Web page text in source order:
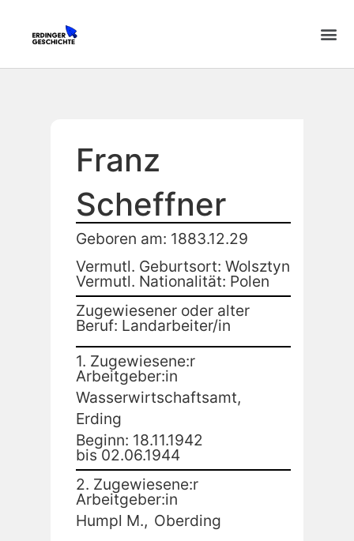
Franz
Scheffner
Geboren am: 1883.12.29
Vermutl. Geburtsort: Wolsztyn
Vermutl. Nationalität: Polen
Zugewiesener oder alter
Beruf: Landarbeiter/in
1. Zugewiesene:r
Arbeitgeber:in
Wasserwirtschaftsamt,
Erding
Beginn: 18.11.1942
bis 02.06.1944
2. Zugewiesene:r
Arbeitgeber:in
Humpl M., Oberding